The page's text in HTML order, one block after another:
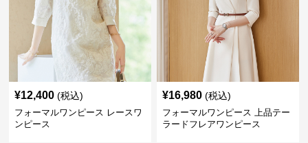
¥12,400 (税込)
フォーマルワンピース レースワ
ンピース
¥16,980 (税込)
フォーマルワンピース 上品テー
ラードフレアワンピース